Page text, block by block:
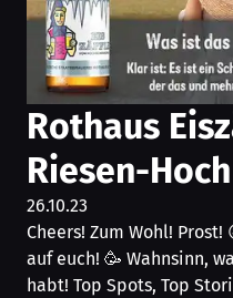
Rothaus
Riesen-
26.10.23
Cheers! Zum Wohl!
auf euch! 🥳 Wahnsinn,
habt! Top Spots, Top